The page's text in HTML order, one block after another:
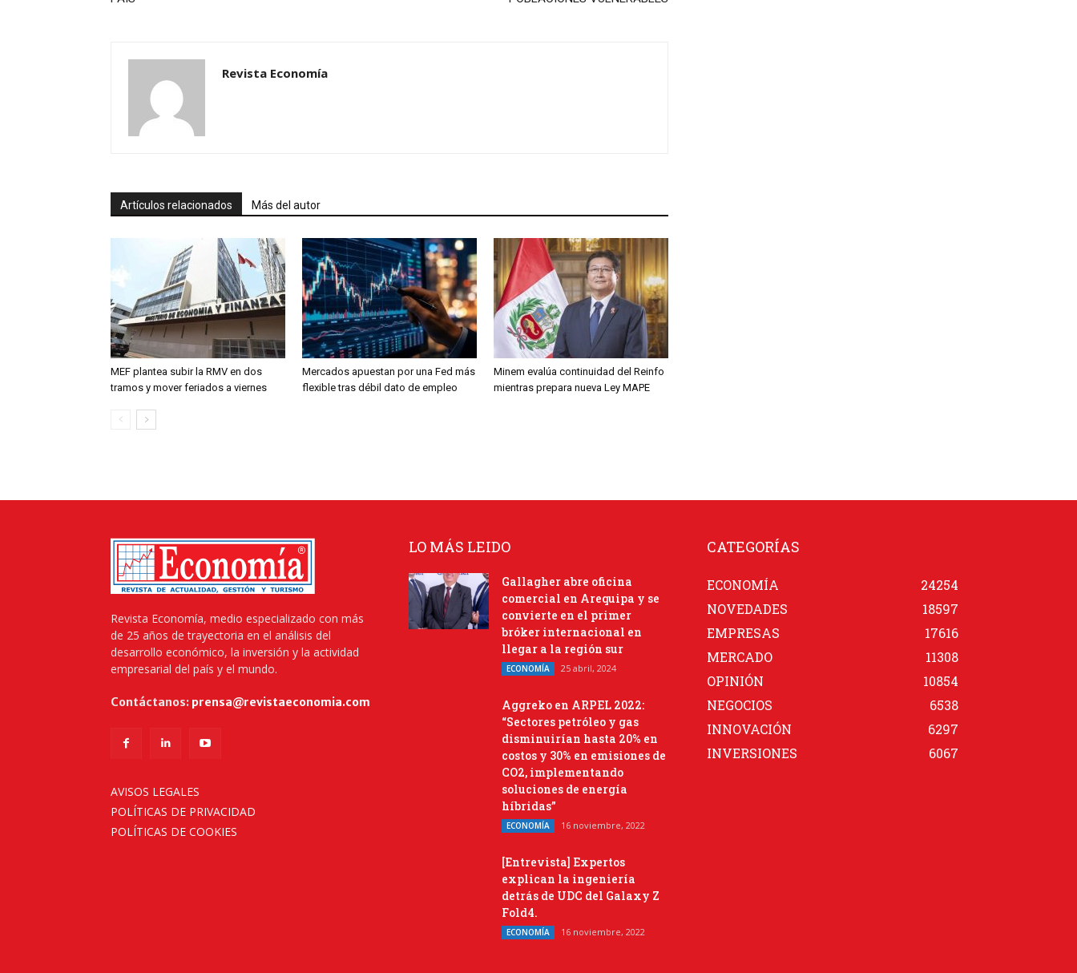
Revista Economía
Artículos relacionados Más del autor
MEF plantea subir la RMV en dos
tramos y mover feriados a viernes
Mercados apuestan por una Fed más
flexible tras débil dato de empleo
Minem evalúa continuidad del Reinfo
mientras prepara nueva Ley MAPE
Revista Economía, medio especializado con más
de 25 años de trayectoria en el análisis del
desarrollo económico, la inversión y la actividad
empresarial del país y el mundo.
Contáctanos: prensa@revistaeconomia.com
AVISOS LEGALES
POLÍTICAS DE PRIVACIDAD
POLÍTICAS DE COOKIES
LO MÁS LEIDO
Gallagher abre oficina
comercial en Arequipa y se
convierte en el primer
bróker internacional en
llegar a la región sur
ECONOMÍA 25 abril, 2024
Aggreko en ARPEL 2022:
“Sectores petróleo y gas
disminuirían hasta 20% en
costos y 30% en emisiones de
CO2, implementando
soluciones de energía
híbridas”
ECONOMÍA 16 noviembre, 2022
[Entrevista] Expertos
explican la ingeniería
detrás de UDC del Galaxy Z
Fold4.
ECONOMÍA 16 noviembre, 2022
CATEGORÍAS
ECONOMÍA
24254
NOVEDADES
18597
EMPRESAS
17616
MERCADO
11308
OPINIÓN
10854
NEGOCIOS
6538
INNOVACIÓN
6297
INVERSIONES
6067